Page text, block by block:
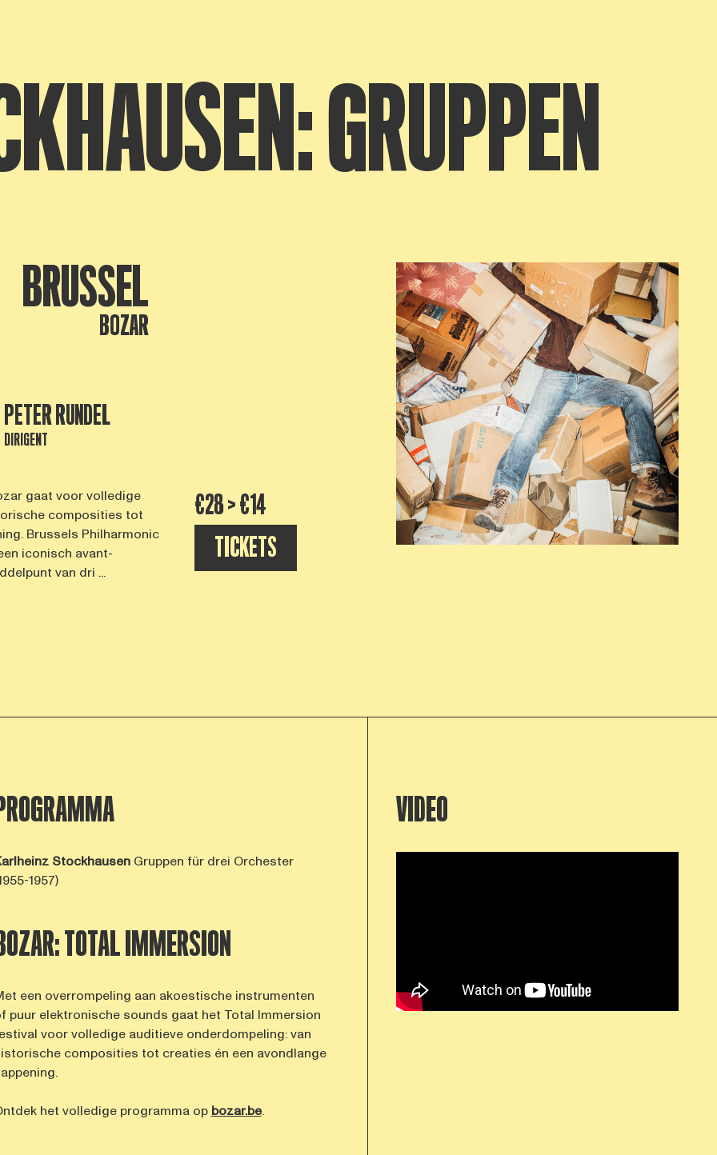
GRUPPEN
BRUSSEL
BOZAR
PETER RUNDEL
DIRIGENT
gaat voor volledige
composities tot
Brussels Philharmonic
iconisch avant-
van dri ...
€28 > €14
TICKETS
PROGRAMMA
Stockhausen Gruppen für drei Orchester
1957)
BOZAR: TOTAL IMMERSION
een overrompeling aan akoestische instrumenten
puur elektronische sounds gaat het Total Immersion
voor volledige auditieve onderdompeling: van
composities tot creaties én een avondlange
het volledige programma op bozar.be.
VIDEO